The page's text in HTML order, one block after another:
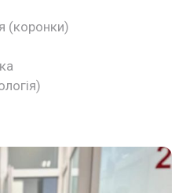
(коронки)